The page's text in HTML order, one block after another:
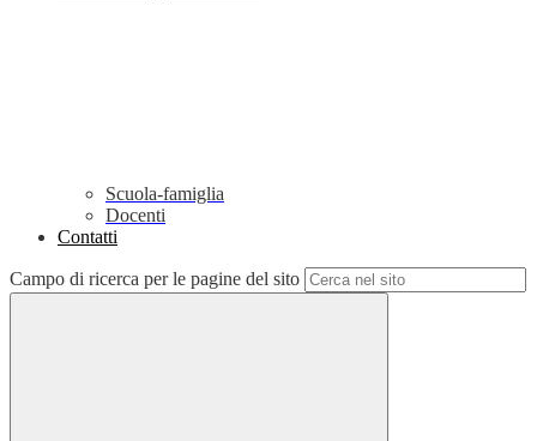
Scuola-famiglia
Docenti
Contatti
Campo di ricerca per le pagine del sito